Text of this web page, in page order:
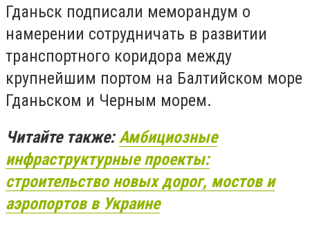
Гданьск подписали меморандум о
намерении сотрудничать в развитии
транспортного коридора между
крупнейшим портом на Балтийском море
Гданьском и Черным морем.
Читайте также:Амбициозные
инфраструктурные проекты:
строительство новых дорог, мостов и
аэропортов в Украине